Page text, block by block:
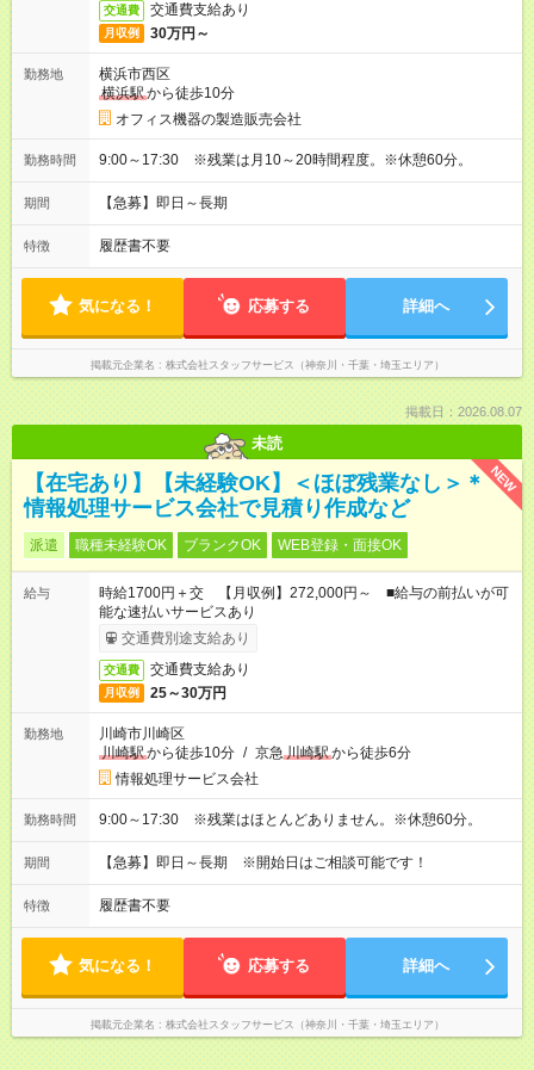
交通費 交通費支給あり
月収例 30万円～
勤務地
横浜市西区
横浜駅から徒歩10分
オフィス機器の製造販売会社
勤務時間 9:00～17:30 ※残業は月10～20時間程度。※休憩60分。
期間 【急募】即日～長期
特徴 履歴書不要
気になる！ 応募する 詳細へ
掲載元企業名 株式会社スタッフサービス（神奈川・千葉・埼玉エリア）
掲載日：2026.08.07
未読
NEW
【在宅あり】【未経験OK】＜ほぼ残業なし＞＊
情報処理サービス会社で見積り作成など
派遣 職種未経験OK ブランクOK WEB登録・面接OK
給与
時給1700円＋交 【月収例】272,000円～ ■給与の前払いが可
能な速払いサービスあり
交通費別途支給あり
交通費 交通費支給あり
月収例 25～30万円
勤務地
川崎市川崎区
川崎駅から徒歩10分 / 京急 川崎駅から徒歩6分
情報処理サービス会社
勤務時間 9:00～17:30 ※残業はほとんどありません。※休憩60分。
期間 【急募】即日～長期 ※開始日はご相談可能です！
特徴 履歴書不要
気になる！ 応募する 詳細へ
掲載元企業名 株式会社スタッフサービス（神奈川・千葉・埼玉エリア）